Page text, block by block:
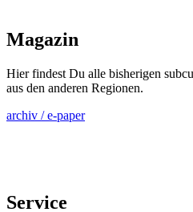
Magazin
Hier findest Du alle bisherigen
aus den anderen Regionen.
archiv / e-paper
Service